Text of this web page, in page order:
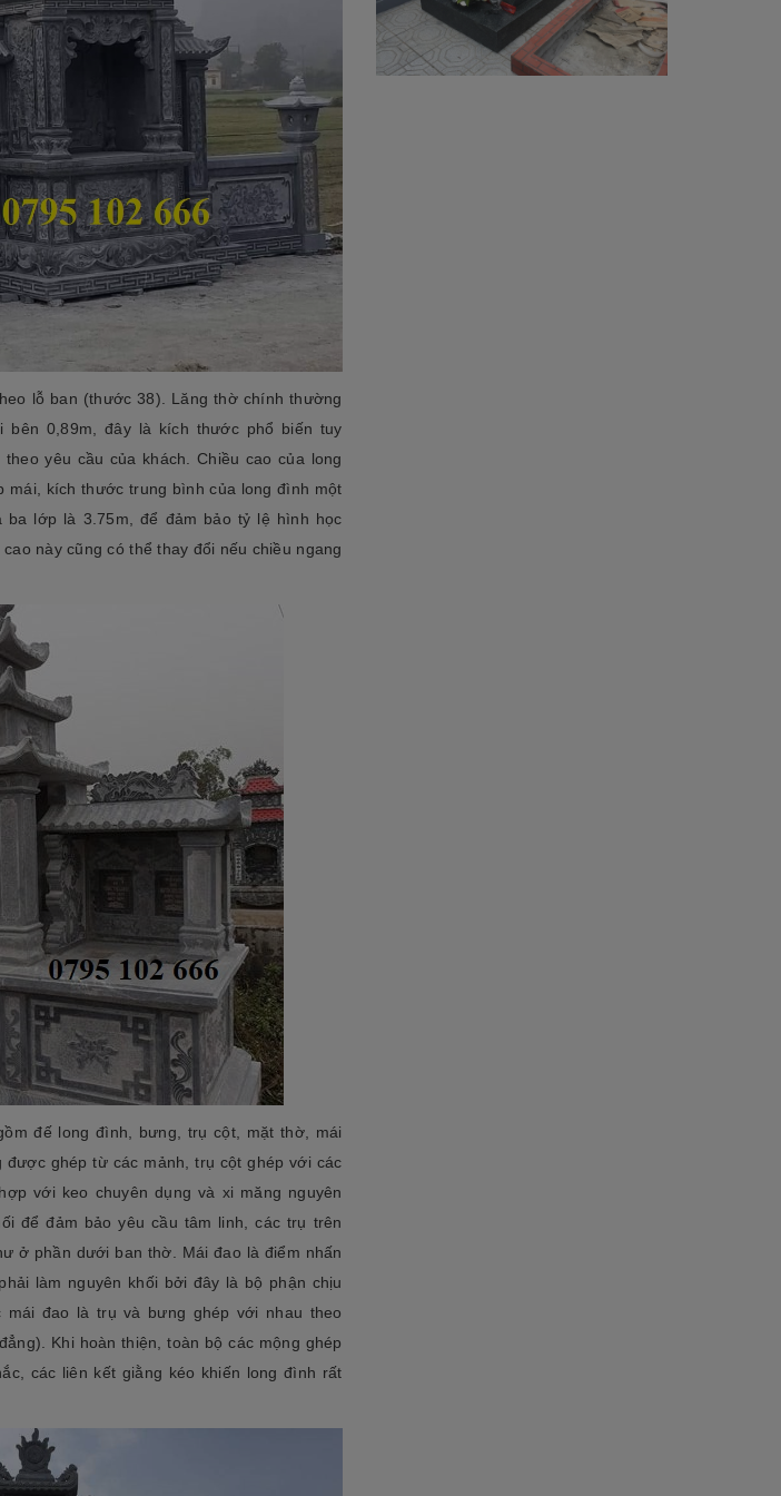
lỗ ban (thước 38). Lăng thờ chính thường
bên 0,89m, đây là kích thước phổ biến tuy
yêu cầu của khách. Chiều cao của long
mái, kích thước trung bình của long đình một
lớp là 3.75m, để đảm bảo tỷ lệ hình học
này cũng có thể thay đổi nếu chiều ngang
đế long đình, bưng, trụ cột, mặt thờ, mái
ghép từ các mảnh, trụ cột ghép với các
với keo chuyên dụng và xi măng nguyên
để đảm bảo yêu cầu tâm linh, các trụ trên
ở phần dưới ban thờ. Mái đao là điểm nhấn
làm nguyên khối bởi đây là bộ phận chịu
đao là trụ và bưng ghép với nhau theo
Khi hoàn thiện, toàn bộ các mộng ghép
các liên kết giằng kéo khiến long đình rất